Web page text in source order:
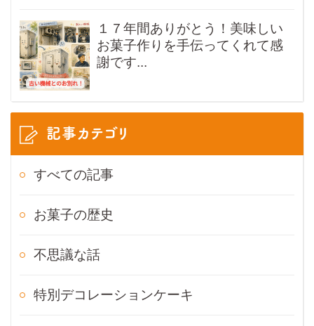
１７年間ありがとう！美味しい
お菓子作りを手伝ってくれて感
謝です...
記事カテゴリ
すべての記事
お菓子の歴史
不思議な話
特別デコレーションケーキ